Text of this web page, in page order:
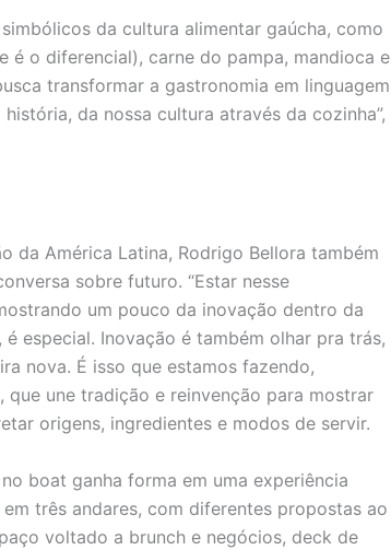
da cultura alimentar gaúcha, como
é o diferencial), carne do pampa, mandioca e
transformar a gastronomia em linguagem
da nossa cultura através da cozinha”,
da América Latina, Rodrigo Bellora também
sobre futuro. “Estar nesse
um pouco da inovação dentro da
especial. Inovação é também olhar pra trás,
nova. É isso que estamos fazendo,
une tradição e reinvenção para mostrar
origens, ingredientes e modos de servir.
boat ganha forma em uma experiência
três andares, com diferentes propostas ao
voltado a brunch e negócios, deck de